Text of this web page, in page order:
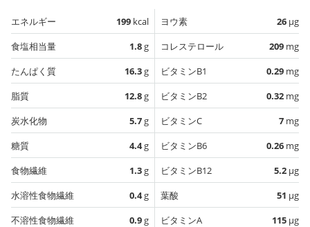
エネルギー 199 kcal
食塩相当量
1.8g
たんぱく質
16.3g
脂質
12.8g
炭水化物
5.7g
糖質
4.4g
食物繊維
1.3g
水溶性食物繊維
0.4g
不溶性食物繊維
0.9g
ヨウ素 26 µg
コレステロール
209 mg
ビタミンB1
0.29 mg
ビタミンB2
0.32 mg
ビタミンC
7 mg
ビタミンB6
0.26 mg
ビタミンB12
5.2 µg
葉酸
51 µg
ビタミンA
115 µg